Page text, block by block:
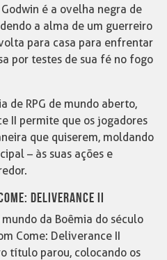
é a ovelha negra de
a alma de um guerreiro
para casa para enfrentar
por testes de sua fé no fogo
de RPG de mundo aberto,
II permite que os jogadores
que quiserem, moldando
– às suas ações e
DELIVERANCE II
da Boêmia do século
Come: Deliverance II
título parou, colocando os